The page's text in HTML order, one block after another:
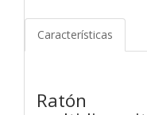
Características
Ratón